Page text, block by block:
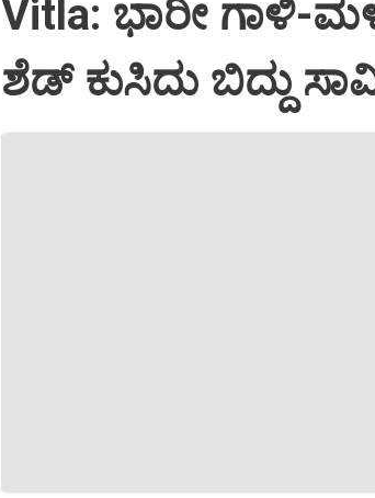
Vitla: ಭಾರೀ
ಶೆಡ್ ಕುಸಿದು ಬಿದ್ದು